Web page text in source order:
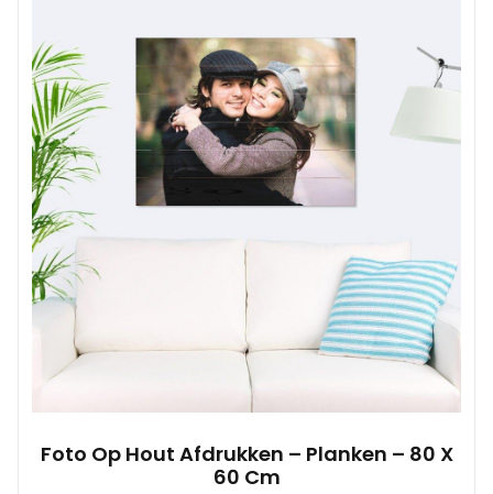
Foto Op Hout Afdrukken – Planken – 80 X
60 Cm